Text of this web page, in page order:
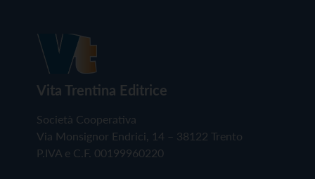
Vita Trentina Editrice
Società Cooperativa
Via Monsignor Endrici, 14 – 38122 Trento
P.IVA e C.F. 00199960220